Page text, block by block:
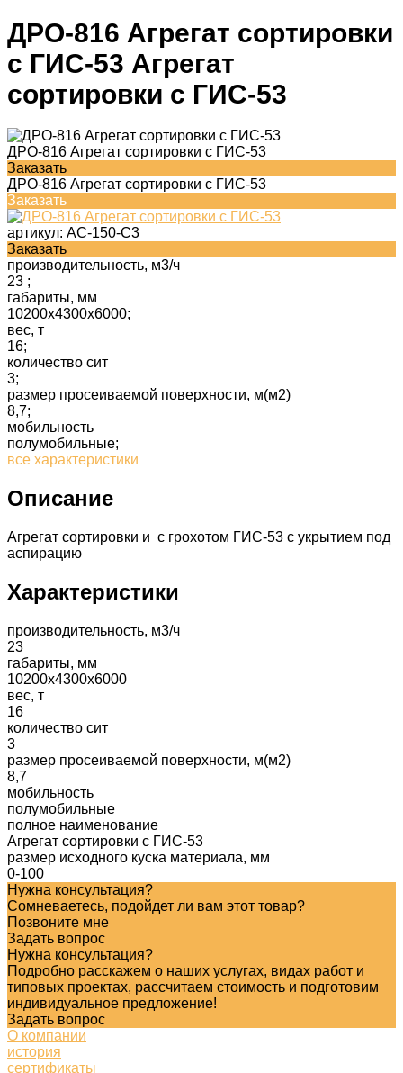
ДРО-816 Агрегат сортировки
с ГИС-53 Агрегат
сортировки с ГИС-53
ДРО-816 Агрегат сортировки с ГИС-53
Заказать
ДРО-816 Агрегат сортировки с ГИС-53
Заказать
артикул: АС-150-С3
Заказать
производительность, м3/ч
23 ;
габариты, мм
10200x4300x6000;
вес, т
16;
количество сит
3;
размер просеиваемой поверхности, м(м2)
8,7;
мобильность
полумобильные;
все характеристики
Описание
Агрегат сортировки и с грохотом ГИС-53 с укрытием под
аспирацию
Характеристики
производительность, м3/ч
23
габариты, мм
10200x4300x6000
вес, т
16
количество сит
3
размер просеиваемой поверхности, м(м2)
8,7
мобильность
полумобильные
полное наименование
Агрегат сортировки с ГИС-53
размер исходного куска материала, мм
0-100
Нужна консультация?
Сомневаетесь, подойдет ли вам этот товар?
Позвоните мне
Задать вопрос
Нужна консультация?
Подробно расскажем о наших услугах, видах работ и
типовых проектах, рассчитаем стоимость и подготовим
индивидуальное предложение!
Задать вопрос
О компании
история
сертификаты